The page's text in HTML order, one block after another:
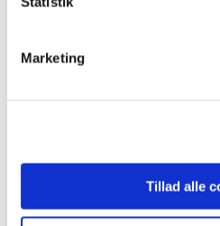
Marketing
Tillad alle
KURSUSTYPE AMU-